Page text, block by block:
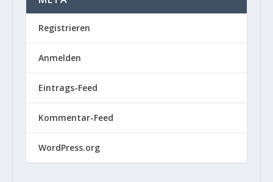
Registrieren
Anmelden
Eintrags-Feed
Kommentar-Feed
WordPress.org